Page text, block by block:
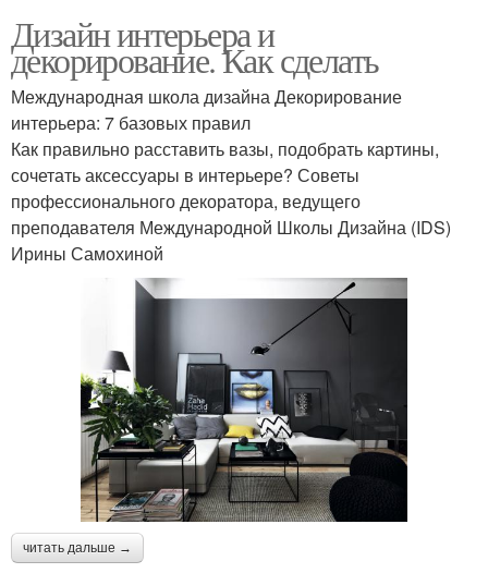
Дизайн интерьера и
декорирование. Как сделать
Международная школа дизайна Декорирование
интерьера: 7 базовых правил
Как правильно расставить вазы, подобрать картины,
сочетать аксессуары в интерьере? Советы
профессионального декоратора, ведущего
преподавателя Международной Школы Дизайна (IDS)
Ирины Самохиной
читать дальше →